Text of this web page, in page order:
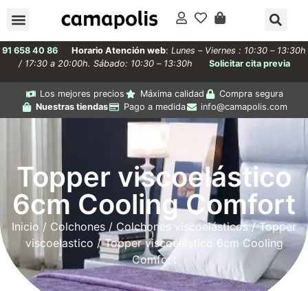
91 658 40 86 Horario Atención web: Lunes – Viernes : 10:30 – 13:30h
/ 17:30 a 20:00h. Sábado: 10:30 – 13:30h
Solicitar cita previa
Los mejores precios Máxima calidad
Compra segura
Nuestras tiendas
Pago a medida info@camapolis.com
Topper viscoelástico
6cm Cooling Comfort
Inicio / Colchones / Colchones viscoelásticos/Topper
viscoelastico / Topper viscoelástico 6cm Cooling
Comfort